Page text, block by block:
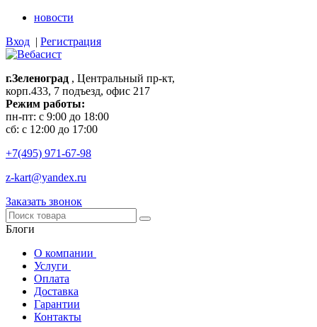
новости
Вход | Регистрация
г.Зеленоград , Центральный пр-кт,
корп.433, 7 подъезд, офис 217
Режим работы:
пн-пт: с 9:00 до 18:00
сб: с 12:00 до 17:00
+7(495) 971-67-98
z-kart@yandex.ru
Заказать звонок
Блоги
О компании
Услуги
Оплата
Доставка
Гарантии
Контакты